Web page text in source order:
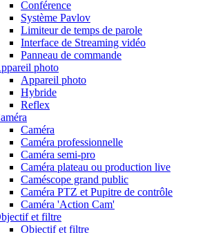
Conférence
Système Pavlov
Limiteur de temps de parole
Interface de Streaming vidéo
Panneau de commande
photo
Appareil photo
Hybride
Reflex
Caméra
Caméra professionnelle
Caméra semi-pro
Caméra plateau ou production live
Caméscope grand public
Caméra PTZ et Pupitre de contrôle
Caméra 'Action Cam'
et filtre
Objectif et filtre